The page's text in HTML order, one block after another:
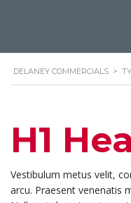
DELANEY COMMERCIALS >
H1
Vestibulum metus velit,
arcu. Praesent venenatis